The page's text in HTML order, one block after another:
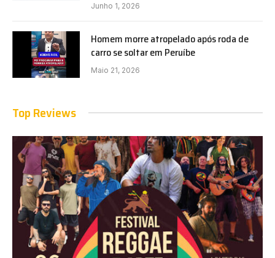
Junho 1, 2026
Homem morre atropelado após roda de
carro se soltar em Peruíbe
Maio 21, 2026
Top Reviews